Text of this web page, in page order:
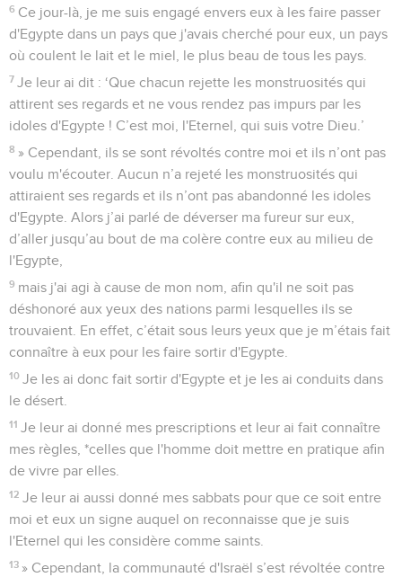
6 Ce jour-là, je me suis engagé envers eux à les faire passer
d'Egypte dans un pays que j'avais cherché pour eux, un pays
où coulent le lait et le miel, le plus beau de tous les pays.
7 Je leur ai dit : ‘Que chacun rejette les monstruosités qui
attirent ses regards et ne vous rendez pas impurs par les
idoles d'Egypte ! C’est moi, l'Eternel, qui suis votre Dieu.’
8 » Cependant, ils se sont révoltés contre moi et ils n’ont pas
voulu m'écouter. Aucun n’a rejeté les monstruosités qui
attiraient ses regards et ils n’ont pas abandonné les idoles
d'Egypte. Alors j’ai parlé de déverser ma fureur sur eux,
d’aller jusqu’au bout de ma colère contre eux au milieu de
l'Egypte,
9 mais j'ai agi à cause de mon nom, afin qu'il ne soit pas
déshonoré aux yeux des nations parmi lesquelles ils se
trouvaient. En effet, c’était sous leurs yeux que je m’étais fait
connaître à eux pour les faire sortir d'Egypte.
10 Je les ai donc fait sortir d'Egypte et je les ai conduits dans
le désert.
11 Je leur ai donné mes prescriptions et leur ai fait connaître
mes règles, *celles que l'homme doit mettre en pratique afin
de vivre par elles.
12 Je leur ai aussi donné mes sabbats pour que ce soit entre
moi et eux un signe auquel on reconnaisse que je suis
l'Eternel qui les considère comme saints.
13 » Cependant, la communauté d'Israël s’est révoltée contre